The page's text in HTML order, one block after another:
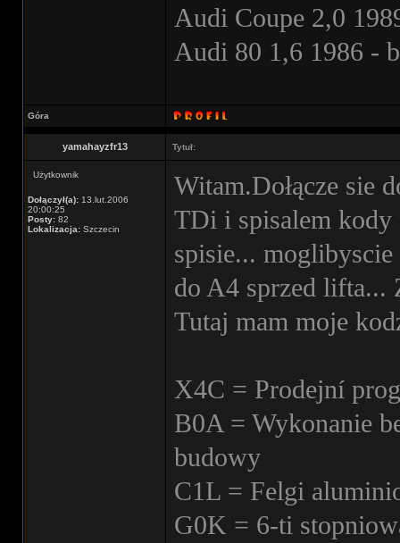
Audi Coupe 2,0
Audi 80 1,6 1986 -
Góra
yamahayzfr13 Tytuł:
Użytkownik
Dołączył(a): 13.lut.2006
20:00:25
Posty: 82
Lokalizacja: Szczecin
Witam.Dołącze sie
TDi i spisalem kody
spisie...
do A4 sprzed lifta...
Tutaj mam moje
X4C = Prodejní
B0A = Wykonanie
budowy
C1L = Felgi
G0K = 6-ti